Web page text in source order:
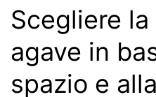
Scegliere
agave in
spazio e